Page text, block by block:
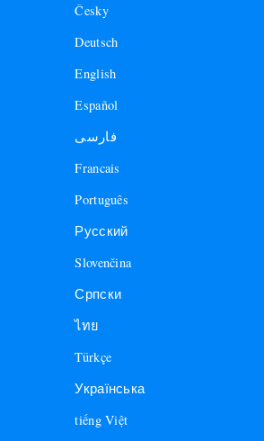
Česky
Deutsch
English
Español
فارسی
Francais
Português
Русский
Slovenčina
Српски
ไทย
Türkçe
Українська
tiếng Việt